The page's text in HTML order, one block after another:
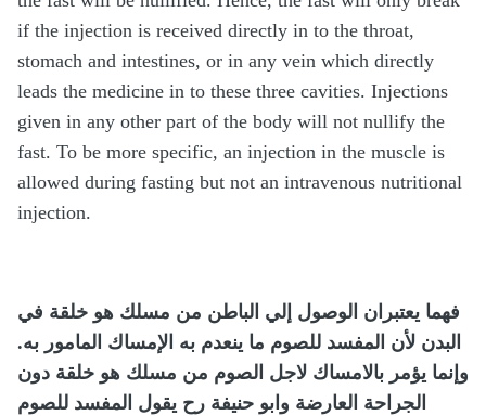
if the injection is received directly in to the throat,
stomach and intestines, or in any vein which directly
leads the medicine in to these three cavities. Injections
given in any other part of the body will not nullify the
fast. To be more specific, an injection in the muscle is
allowed during fasting but not an intravenous nutritional
injection.
فهما يعتبران الوصول إلي الباطن من مسلك هو خلقة في
البدن لأن المفسد للصوم ما ينعدم به الإمساك المامور به.
وإنما يؤمر بالامساك لاجل الصوم من مسلك هو خلقة دون
الجراحة العارضة وابو حنيفة رح يقول المفسد للصوم